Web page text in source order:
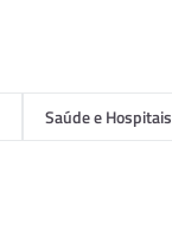
Saúde e Hospitais